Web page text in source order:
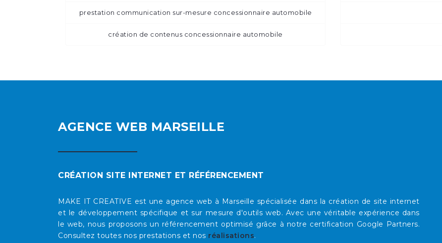
prestation communication sur-mesure concessionnaire automobile
création de contenus concessionnaire automobile
AGENCE WEB MARSEILLE
CRÉATION SITE INTERNET ET RÉFÉRENCEMENT
MAKE IT CREATIVE est une agence web à Marseille spécialisée dans la création de site internet
et le développement spécifique et sur mesure d'outils web. Avec une véritable expérience dans
le web, nous proposons un référencement optimisé grâce à notre certification Google Partners.
Consultez toutes nos prestations et nos réalisations.